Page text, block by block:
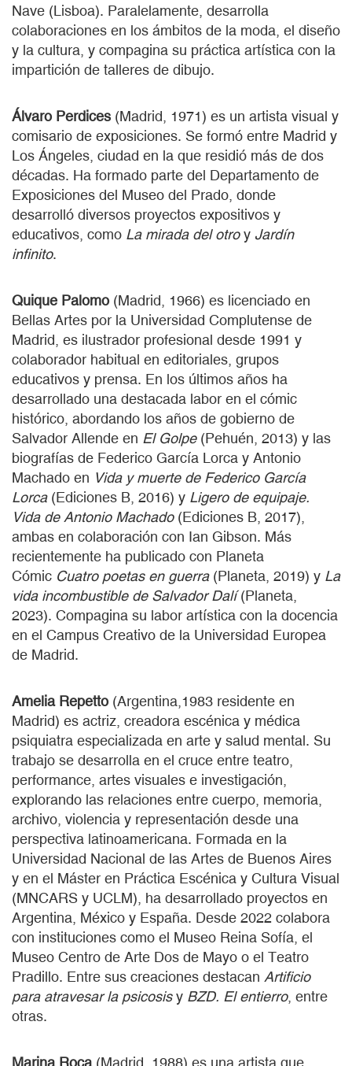
Nave (Lisboa). Paralelamente, desarrolla
colaboraciones en los ámbitos de la moda, el diseño
y la cultura, y compagina su práctica artística con la
impartición de talleres de dibujo.
Álvaro Perdices (Madrid, 1971) es un artista visual y
comisario de exposiciones. Se formó entre Madrid y
Los Ángeles, ciudad en la que residió más de dos
décadas. Ha formado parte del Departamento de
Exposiciones del Museo del Prado, donde
desarrolló diversos proyectos expositivos y
educativos, como La mirada del otroy Jardín
infinito.
Quique Palomo (Madrid, 1966) es licenciado en
Bellas Artes por la Universidad Complutense de
Madrid, es ilustrador profesional desde 1991 y
colaborador habitual en editoriales, grupos
educativos y prensa. En los últimos años ha
desarrollado una destacada labor en el cómic
histórico, abordando los años de gobierno de
Salvador Allende en El Golpe(Pehuén, 2013) y las
biografías de Federico García Lorca y Antonio
Machado en Vida y muerte de Federico García
Lorca(Ediciones B, 2016) y Ligero de equipaje.
Vida de Antonio Machado(Ediciones B, 2017),
ambas en colaboración con Ian Gibson. Más
recientemente ha publicado con Planeta
Cómic Cuatro poetas en guerra(Planeta, 2019) y La
vida incombustible de Salvador Dalí(Planeta,
2023). Compagina su labor artística con la docencia
en el Campus Creativo de la Universidad Europea
de Madrid.
Amelia Repetto (Argentina,1983 residente en
Madrid) es actriz, creadora escénica y médica
psiquiatra especializada en arte y salud mental. Su
trabajo se desarrolla en el cruce entre teatro,
performance, artes visuales e investigación,
explorando las relaciones entre cuerpo, memoria,
archivo, violencia y representación desde una
perspectiva latinoamericana. Formada en la
Universidad Nacional de las Artes de Buenos Aires
y en el Máster en Práctica Escénica y Cultura Visual
(MNCARS y UCLM), ha desarrollado proyectos en
Argentina, México y España. Desde 2022 colabora
con instituciones como el Museo Reina Sofía, el
Museo Centro de Arte Dos de Mayo o el Teatro
Pradillo. Entre sus creaciones destacan Artificio
para atravesar la psicosisy BZD. El entierro, entre
otras.
Marina Roca (Madrid, 1988) es una artista que